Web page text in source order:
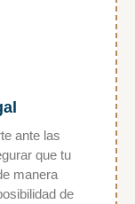
ante las
que tu
manera
de